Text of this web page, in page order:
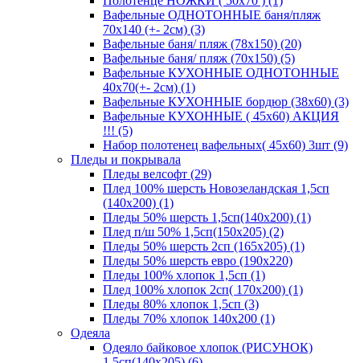
Вафельные ОДНОТОННЫЕ баня/пляж
70х140 (+- 2см) (3)
Вафельные баня/ пляж (78х150) (20)
Вафельные баня/ пляж (70х150) (5)
Вафельные КУХОННЫЕ ОДНОТОННЫЕ
40х70(+- 2см) (1)
Вафельные КУХОННЫЕ бордюр (38х60) (3)
Вафельные КУХОННЫЕ ( 45х60) АКЦИЯ
!!! (5)
Набор полотенец вафельных( 45х60) 3шт (9)
Пледы и покрывала
Пледы велсофт (29)
Плед 100% шерсть Новозеландская 1,5сп
(140х200) (1)
Пледы 50% шерсть 1,5сп(140х200) (1)
Плед п/ш 50% 1,5сп(150х205) (2)
Пледы 50% шерсть 2сп (165х205) (1)
Пледы 50% шерсть евро (190х220)
Пледы 100% хлопок 1,5сп (1)
Плед 100% хлопок 2сп( 170х200) (1)
Пледы 80% хлопок 1,5сп (3)
Пледы 70% хлопок 140х200 (1)
Одеяла
Одеяло байковое хлопок (РИСУНОК)